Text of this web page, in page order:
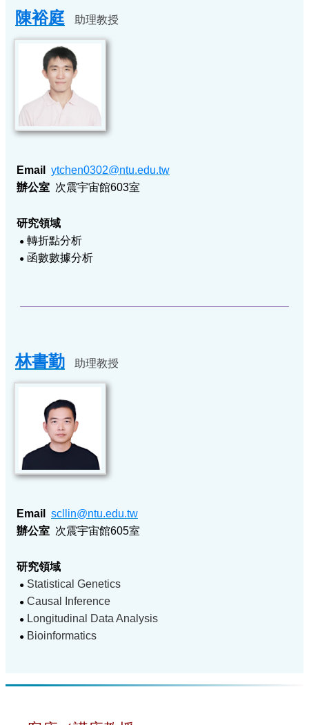
陳裕庭 助理教授
Email ytchen0302@ntu.edu.tw
辦公室 次震宇宙館603室
研究領域
● 轉折點分析
● 函數數據分析
林書勤 助理教授
Email scllin@ntu.edu.tw
辦公室 次震宇宙館605室
研究領域
● Statistical Genetics
● Causal Inference
● Longitudinal Data Analysis
● Bioinformatics